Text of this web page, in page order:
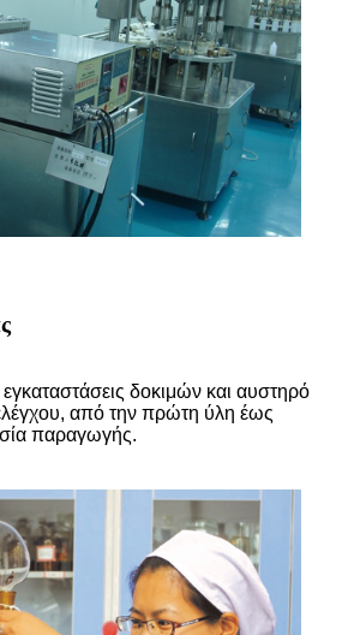
δοκιμών και αυστηρό
από την πρώτη ύλη έως
παραγωγής.